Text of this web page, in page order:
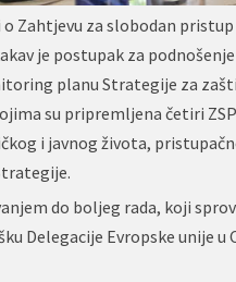
Zahtjevu za slobodan
je postupak za
planu Strategije za
su pripremljena četiri
i javnog života,
do boljeg rada, koji
Delegacije Evropske unije u